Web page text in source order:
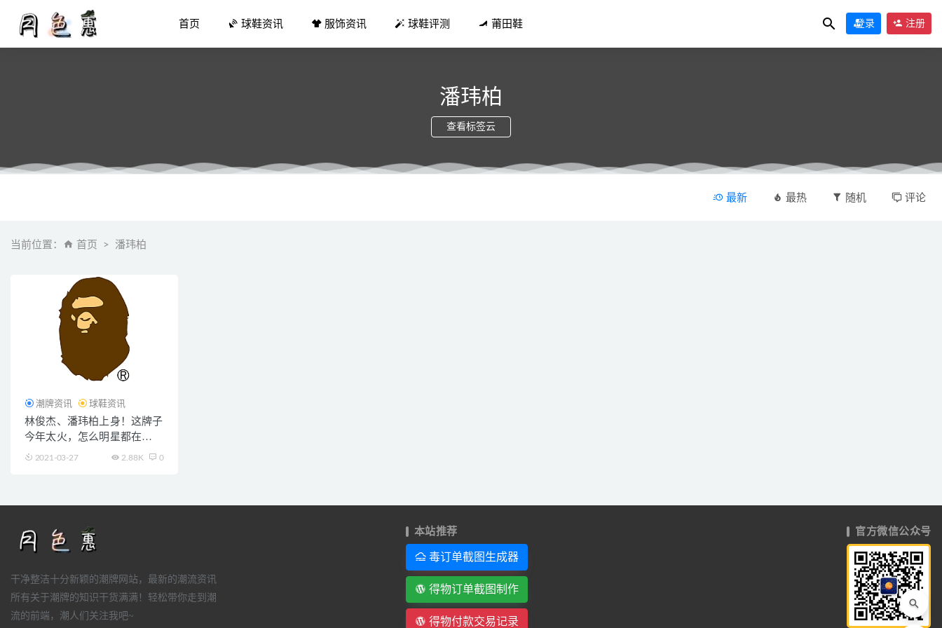
首页 球鞋资讯 服饰资讯 球鞋评测 莆田鞋 登录 注册
潘玮柏
查看标签云
最新 最热 随机 评论
当前位置： 首页 潘玮柏
潮牌资讯 球鞋资讯
林俊杰、潘玮柏上身！这牌子
今年太火，怎么明星都在
穿？！
2021-03-27 2.88K 0
干净整洁十分新颖的潮牌网站，最新的潮流资讯
所有关于潮牌的知识干货满满！轻松带你走到潮
流的前端，潮人们关注我吧~
本站推荐
毒订单截图生成器
得物订单截图制作
得物付款交易记录
官方微信公众号